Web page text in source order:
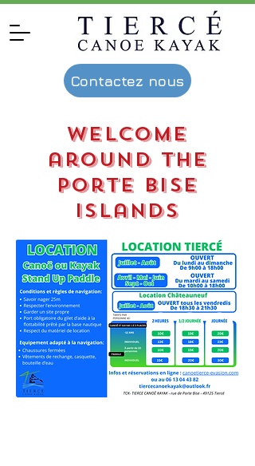
Contactez nous
welcome
around the
porte bise
islands